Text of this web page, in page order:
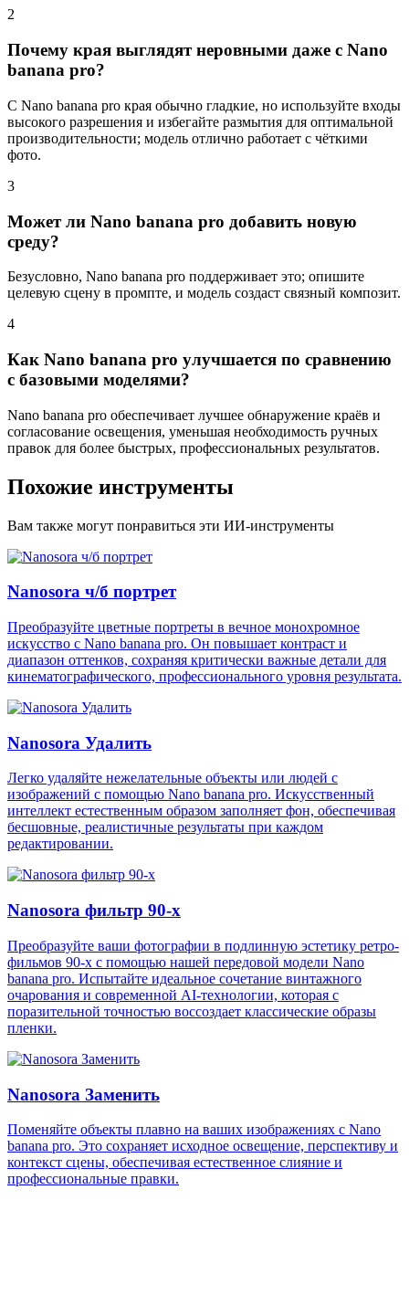
2
Почему края выглядят неровными даже с Nano
banana pro?
С Nano banana pro края обычно гладкие, но используйте входы
высокого разрешения и избегайте размытия для оптимальной
производительности; модель отлично работает с чёткими
фото.
3
Может ли Nano banana pro добавить новую
среду?
Безусловно, Nano banana pro поддерживает это; опишите
целевую сцену в промпте, и модель создаст связный композит.
4
Как Nano banana pro улучшается по сравнению
с базовыми моделями?
Nano banana pro обеспечивает лучшее обнаружение краёв и
согласование освещения, уменьшая необходимость ручных
правок для более быстрых, профессиональных результатов.
Похожие инструменты
Вам также могут понравиться эти ИИ-инструменты
Nanosora ч/б портрет
Преобразуйте цветные портреты в вечное монохромное
искусство с Nano banana pro. Он повышает контраст и
диапазон оттенков, сохраняя критически важные детали для
кинематографического, профессионального уровня результата.
Nanosora Удалить
Легко удаляйте нежелательные объекты или людей с
изображений с помощью Nano banana pro. Искусственный
интеллект естественным образом заполняет фон, обеспечивая
бесшовные, реалистичные результаты при каждом
редактировании.
Nanosora фильтр 90-х
Преобразуйте ваши фотографии в подлинную эстетику ретро-
фильмов 90-х с помощью нашей передовой модели Nano
banana pro. Испытайте идеальное сочетание винтажного
очарования и современной AI-технологии, которая с
поразительной точностью воссоздает классические образы
пленки.
Nanosora Заменить
Поменяйте объекты плавно на ваших изображениях с Nano
banana pro. Это сохраняет исходное освещение, перспективу и
контекст сцены, обеспечивая естественное слияние и
профессиональные правки.